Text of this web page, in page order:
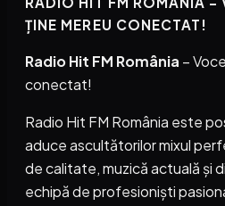
ȚINE MEREU CONECTAT!
Radio Hit FM România –
conectat!
Radio Hit FM România este
aduce ascultătorilor mixul
de calitate, muzică actuală și
echipă de profesioniști